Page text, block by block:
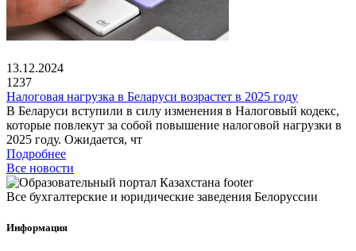
13.12.2024
1237
Налоговая нагрузка в Беларуси возрастет в 2025 году
В Беларуси вступили в силу изменения в Налоговый кодекс,
которые повлекут за собой повышение налоговой нагрузки в
2025 году. Ожидается, чт
Подробнее
Все новости
Все бухгалтерские и юридические заведения Белоруссии
Информация